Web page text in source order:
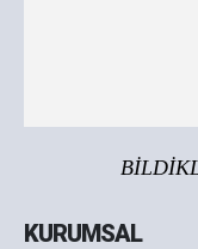
KURUMSAL